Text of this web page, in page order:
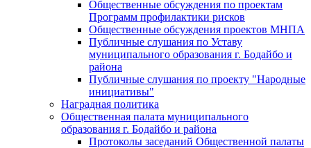
Общественные обсуждения по проектам
Программ профилактики рисков
Общественные обсуждения проектов МНПА
Публичные слушания по Уставу
муниципального образования г. Бодайбо и
района
Публичные слушания по проекту "Народные
инициативы"
Наградная политика
Общественная палата муниципального
образования г. Бодайбо и района
Протоколы заседаний Общественной палаты